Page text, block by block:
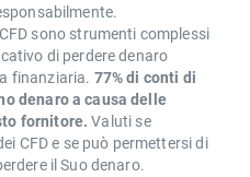
sono strumenti complessi
di perdere denaro
finanziaria. 77% di conti di
denaro a causa delle
fornitore. Valuti se
CFD e se può permettersi di
il Suo denaro.